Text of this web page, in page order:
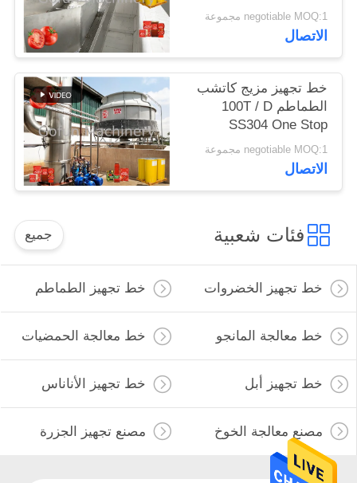
سياسة
الخصوصية
negotiable MOQ:1 مجموعة
الاتصال
خط تجهيز مزيج كاتشب
الطماطم 100T / D
SS304 One Stop
Service
negotiable MOQ:1 مجموعة
الاتصال
فئات شعبية جميع
خط تجهيز الخضروات خط تجهيز الطماطم
خط معالجة المانجو خط معالجة الحمضيات
خط تجهيز أبل خط تجهيز الأناناس
مصنع معالجة الخوخ مصنع تجهيز الجزرة